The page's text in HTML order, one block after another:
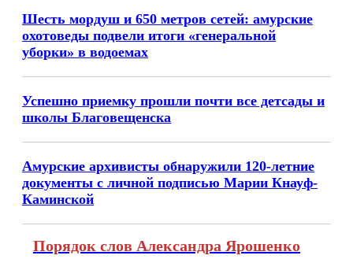
Шесть мордуш и 650 метров сетей: амурские
охотоведы подвели итоги «генеральной
уборки» в водоемах
Успешно приемку прошли почти все детсады и
школы Благовещенска
Амурские архивисты обнаружили 120-летние
документы с личной подписью Марии Кнауф-
Каминской
Порядок слов Александра Ярошенко